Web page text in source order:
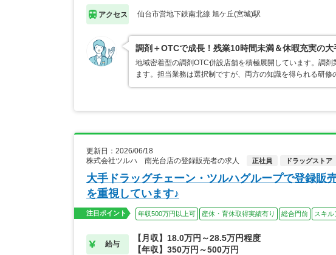
アクセス 仙台市営地下鉄南北線 旭ケ丘(宮城)駅
調剤＋OTCで成長！残業10時間未満＆休暇充実の大
地域密着型の調剤OTC併設店舗を積極展開しています。調
ます。担当業務は選択制ですが、両方の知識を得られる研
更新日：2026/06/18
株式会社ツルハ 南光台店の登録販売者の求人
正社員 ドラッグストア
大手ドラッグチェーン・ツルハグループで登録販
を重視しています♪
注目ポイント 年収500万円以上可 産休・育休取得実績有り 総合門前 スキル
給与
【月収】18.0万円～28.5万円程度
【年収】350万円～500万円